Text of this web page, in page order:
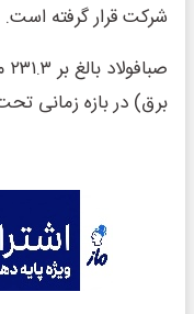
شرکت قرار گرفته است.
برق) در بازه زمانی